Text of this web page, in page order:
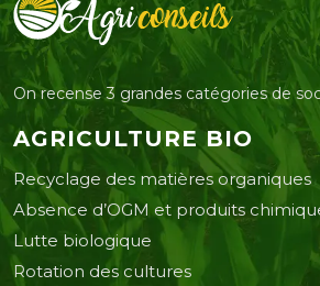
On recense 3 grandes catégories de
AGRICULTURE BIO
Recyclage des matières organiques
Absence d’OGM et produits
Lutte biologique
Rotation des cultures